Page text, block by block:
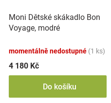
Moni Dětské skákadlo Bon
Voyage, modré
momentálně nedostupné (1 ks)
4 180 Kč
Do košíku